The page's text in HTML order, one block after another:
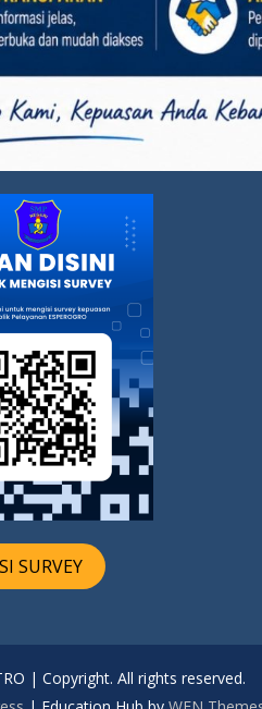
SURVEY
| Copyright. All rights reserved.